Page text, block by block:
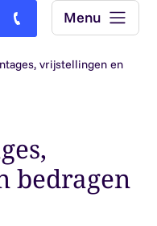
Bel ons: (0)77-4740000
Menu
vrijstellingen en
bedragen